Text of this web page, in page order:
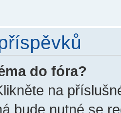
do fóra?
na
bude nutné se